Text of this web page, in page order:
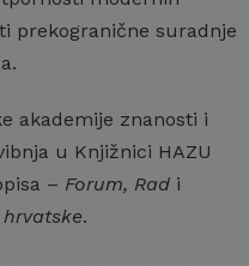
prekogranične suradnje
akademije znanosti i
u Knjižnici HAZU
– Forum, Rad i
.